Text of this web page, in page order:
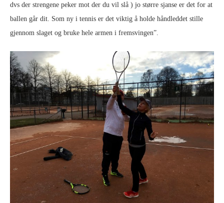
dvs der strengene peker mot der du vil slå ) jo større sjanse er det for at
ballen går dit. Som ny i tennis er det viktig å holde håndleddet stille
gjennom slaget og bruke hele armen i fremsvingen”.